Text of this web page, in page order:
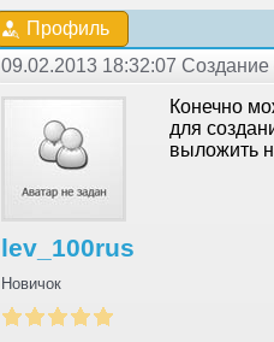
Профиль
09.02.2013 18:32:07 Создание
lev_100rus
Новичок
Конечно
для
выложить